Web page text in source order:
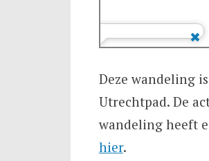
Deze wandeling
Utrechtpad. De
wandeling heeft
hier.